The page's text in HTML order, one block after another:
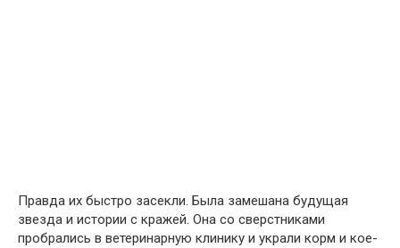
Правда их быстро засекли. Была замешана будущая
звезда и истории с кражей. Она со сверстниками
пробрались в ветеринарную клинику и украли корм и кое-